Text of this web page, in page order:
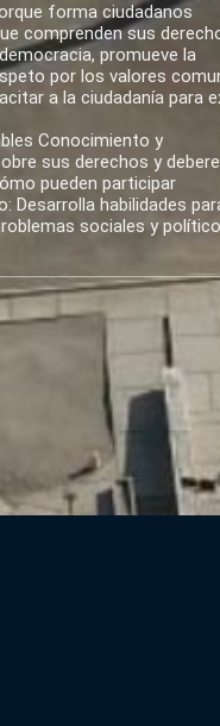
forma ciudadanos
comprenden sus
promueve la
por los valores
a la ciudadanía para
Conocimiento y
sus derechos y
pueden participar
Desarrolla habilidades
sociales y